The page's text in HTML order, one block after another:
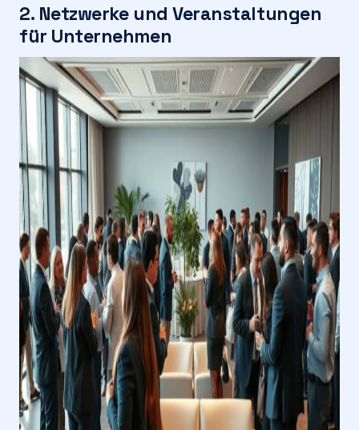
2. Netzwerke und Veranstaltungen
für Unternehmen